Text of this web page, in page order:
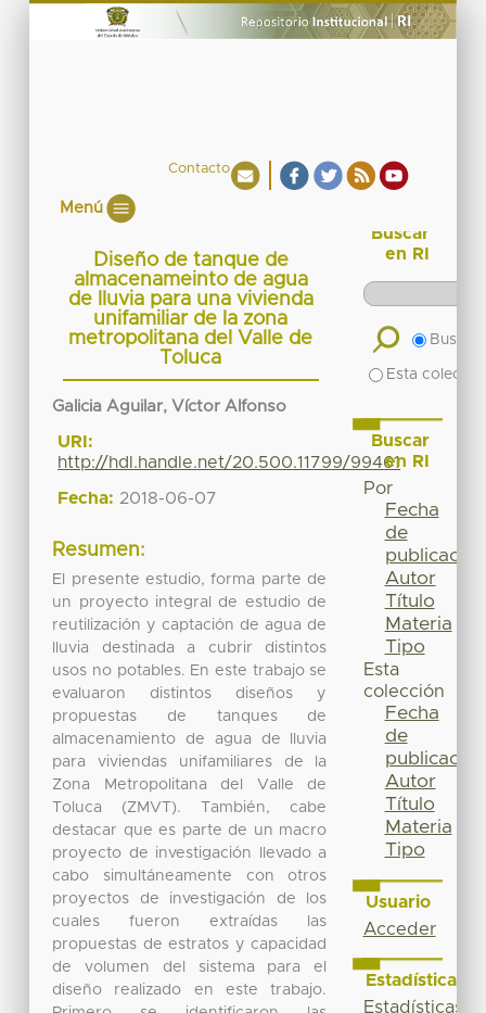
Contacto
Menú
Diseño de tanque de
almacenameinto de agua
de lluvia para una vivienda
unifamiliar de la zona
metropolitana del Valle de
Toluca
Galicia Aguilar, Víctor Alfonso
URI:
http://hdl.handle.net/20.500.11799/99461
Fecha: 2018-06-07
Resumen:
El presente estudio, forma parte de
un proyecto integral de estudio de
reutilización y captación de agua de
lluvia destinada a cubrir distintos
usos no potables. En este trabajo se
evaluaron distintos diseños y
propuestas de tanques de
almacenamiento de agua de lluvia
para viviendas unifamiliares de la
Zona Metropolitana del Valle de
Toluca (ZMVT). También, cabe
destacar que es parte de un macro
proyecto de investigación llevado a
cabo simultáneamente con otros
proyectos de investigación de los
cuales fueron extraídas las
propuestas de estratos y capacidad
de volumen del sistema para el
diseño realizado en este trabajo.
Buscar
en RI
Buscar
Esta
Buscar
en RI
Por
Fecha
de
publicación
Autor
Título
Materia
Tipo
Esta
colección
Fecha
de
publicación
Autor
Título
Materia
Tipo
Usuario
Acceder
Estadísticas
Estadísticas